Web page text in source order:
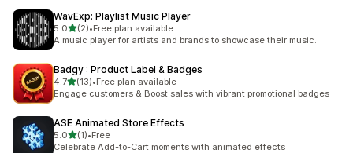
WavExp: Playlist Music Player
5.0เต็ม 5 ดาว
(2)
ทั้งหมด 2 รีวิว
•Free plan available
A music player for artists and brands to showcase their music.
Badgy : Product Label & Badges
4.7เต็ม 5 ดาว
(13)
ทั้งหมด 13 รีวิว
•Free plan available
Engage customers & Boost sales with vibrant promotional badges
ASE Animated Store Effects
5.0เต็ม 5 ดาว
(1)
ทั้งหมด 1 รีวิว
•Free
Celebrate Add-to-Cart moments with animated effects